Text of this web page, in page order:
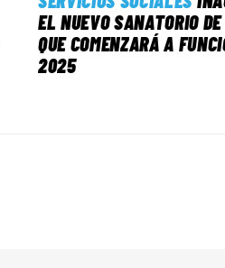
EL NUEVO SANATORIO
QUE COMENZARÁ A
2025